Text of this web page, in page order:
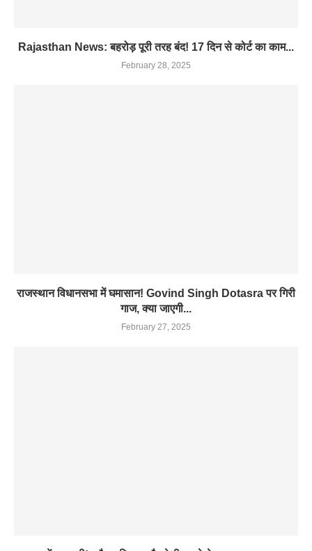
Rajasthan News: बहरोड़ पूरी तरह बंद! 17 दिन से कोर्ट का काम...
February 28, 2025
राजस्थान विधानसभा में घमासान! Govind Singh Dotasra पर गिरी
गाज, क्या जाएगी...
February 27, 2025